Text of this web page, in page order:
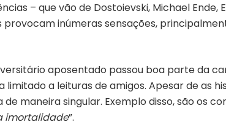
– que vão de Dostoievski, Michael Ende,
provocam inúmeras sensações,
aposentado passou boa parte da
a leituras de amigos. Apesar de as
maneira singular. Exemplo disso, são os
imortalidade”.